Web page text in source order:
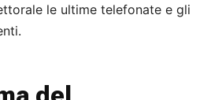
le ultime telefonate e gli